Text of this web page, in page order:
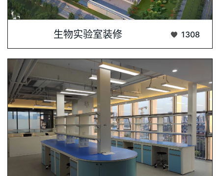
生物实验室装修 1308